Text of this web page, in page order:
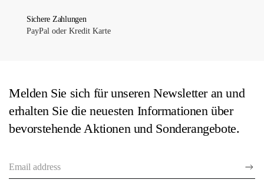
Sichere Zahlungen
PayPal oder Kredit Karte
Melden Sie sich für unseren Newsletter an und
erhalten Sie die neuesten Informationen über
bevorstehende Aktionen und Sonderangebote.